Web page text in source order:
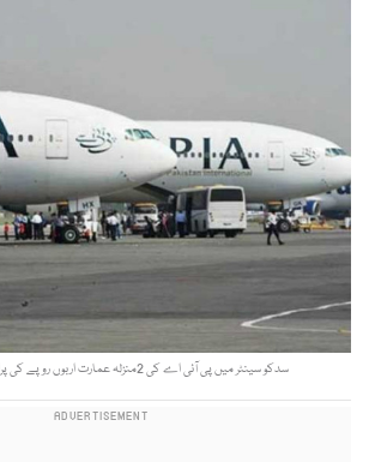
سدکو سینٹر میں پی آئی اے کی 2منزلہ عمارت اربوں روپے کی پراپرٹی ہے۔ فوٹو : فائل